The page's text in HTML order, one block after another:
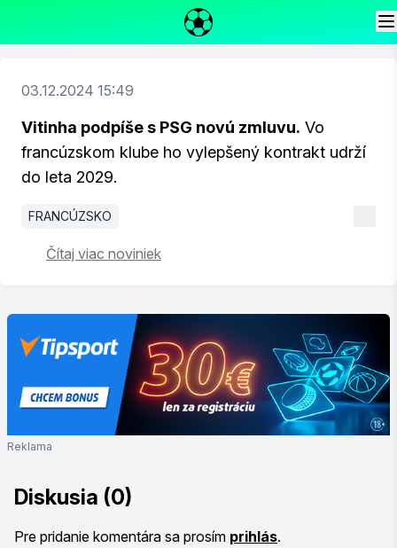
03.12.2024 15:49
Vitinha podpíše s PSG novú zmluvu. Vo
francúzskom klube ho vylepšený kontrakt udrží
do leta 2029.
FRANCÚZSKO
Čítaj viac noviniek
Reklama
Diskusia (0)
Pre pridanie komentára sa prosím prihlás.